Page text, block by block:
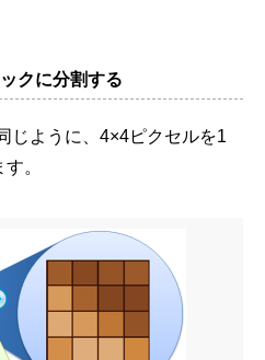
クに分割する
じように、4×4ピクセルを1
。